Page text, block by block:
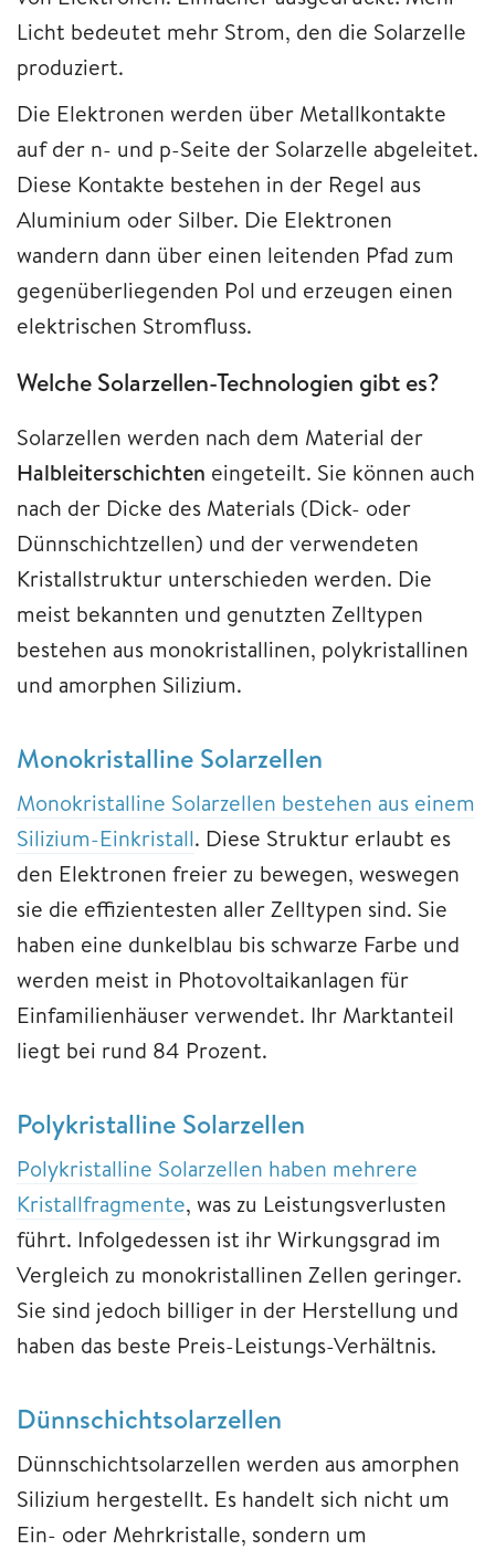
Licht bedeutet mehr Strom, den die Solarzelle
produziert.
Die Elektronen werden über Metallkontakte
auf der n- und p-Seite der Solarzelle abgeleitet.
Diese Kontakte bestehen in der Regel aus
Aluminium oder Silber. Die Elektronen
wandern dann über einen leitenden Pfad zum
gegenüberliegenden Pol und erzeugen einen
elektrischen Stromfluss.
Welche Solarzellen-Technologien gibt es?
Solarzellen werden nach dem Material der
Halbleiterschichten eingeteilt. Sie können auch
nach der Dicke des Materials (Dick- oder
Dünnschichtzellen) und der verwendeten
Kristallstruktur unterschieden werden. Die
meist bekannten und genutzten Zelltypen
bestehen aus monokristallinen, polykristallinen
und amorphen Silizium.
Monokristalline Solarzellen
Monokristalline Solarzellen bestehen aus einem
Silizium-Einkristall. Diese Struktur erlaubt es
den Elektronen freier zu bewegen, weswegen
sie die effizientesten aller Zelltypen sind. Sie
haben eine dunkelblau bis schwarze Farbe und
werden meist in Photovoltaikanlagen für
Einfamilienhäuser verwendet. Ihr Marktanteil
liegt bei rund 84 Prozent.
Polykristalline Solarzellen
Polykristalline Solarzellen haben mehrere
Kristallfragmente, was zu Leistungsverlusten
führt. Infolgedessen ist ihr Wirkungsgrad im
Vergleich zu monokristallinen Zellen geringer.
Sie sind jedoch billiger in der Herstellung und
haben das beste Preis-Leistungs-Verhältnis.
Dünnschichtsolarzellen
Dünnschichtsolarzellen werden aus amorphen
Silizium hergestellt. Es handelt sich nicht um
Ein- oder Mehrkristalle, sondern um